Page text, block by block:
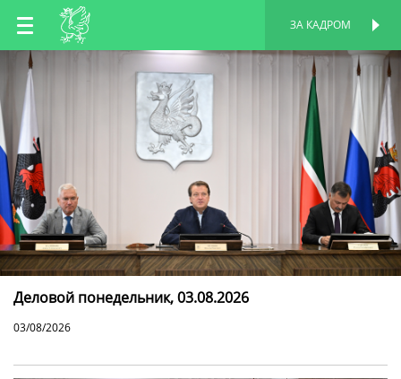
RU
TT
ЗА КАДРОМ
Деловой понедельник, 03.08.2026
03/08/2026
ПЕРСОНАЛЬНАЯ
СТРАНИЦА